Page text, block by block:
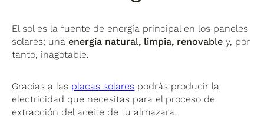
El sol es la fuente de energía principal en los paneles
solares; unaenergía natural, limpia, renovable y, por
tanto, inagotable.
Gracias a las placas solares podrás producir la
electricidad que necesitas para el proceso de
extracción del aceite de tu almazara.